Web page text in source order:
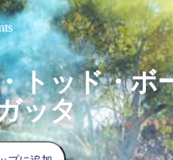
トッド・ボ
ッタ